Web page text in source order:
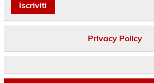
Privacy Policy